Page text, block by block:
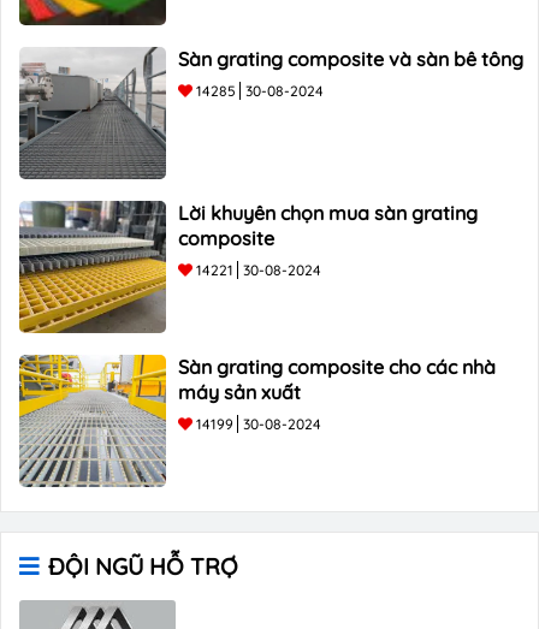
Sàn grating composite và sàn bê tông
14285 30-08-2024
Lời khuyên chọn mua sàn grating
composite
14221 30-08-2024
Sàn grating composite cho các nhà
máy sản xuất
14199 30-08-2024
ĐỘI NGŨ HỖ TRỢ